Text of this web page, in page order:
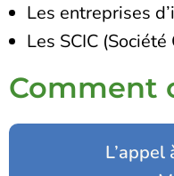
Les entreprises
Les SCIC
Comment